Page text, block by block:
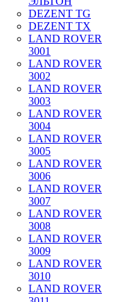
DEZENT TG
DEZENT TX
LAND ROVER
3001
LAND ROVER
3002
LAND ROVER
3003
LAND ROVER
3004
LAND ROVER
3005
LAND ROVER
3006
LAND ROVER
3007
LAND ROVER
3008
LAND ROVER
3009
LAND ROVER
3010
LAND ROVER